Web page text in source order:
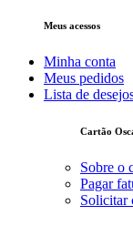
Meus acessos
Minha conta
Meus pedidos
Lista de
Cartão
Sobre o
Pagar
Solicitar